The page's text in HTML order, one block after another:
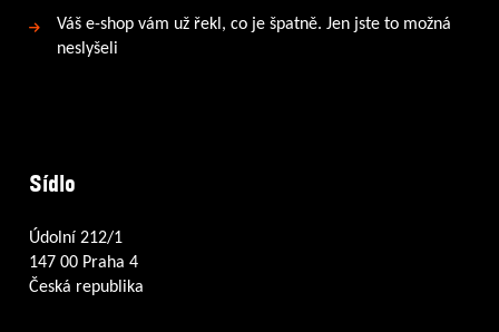
Váš e-shop vám už řekl, co je špatně. Jen jste to možná
neslyšeli
Sídlo
Údolní 212/1
147 00 Praha 4
Česká republika